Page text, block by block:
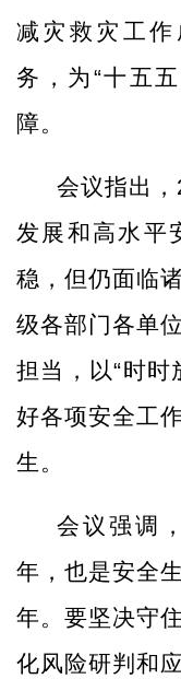
减灾救灾工
务，为“十五
障。
会议指出，
发展和高水平
稳，但仍面临
级各部门各单
担当，以“时时
好各项安全工
生。
会议强调，
年，也是安全
年。要坚决守
化风险研判和